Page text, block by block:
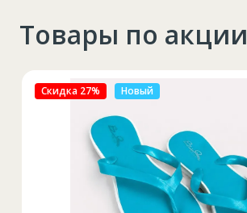
Товары по акции
Скидка 27% Новый